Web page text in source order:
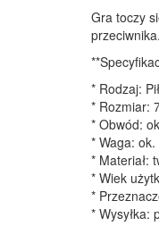
Gra toczy
* Rodzaj:
* Rozmiar:
* Obwód:
* Waga:
* Materiał:
* Wiek
*
* Wysyłka: